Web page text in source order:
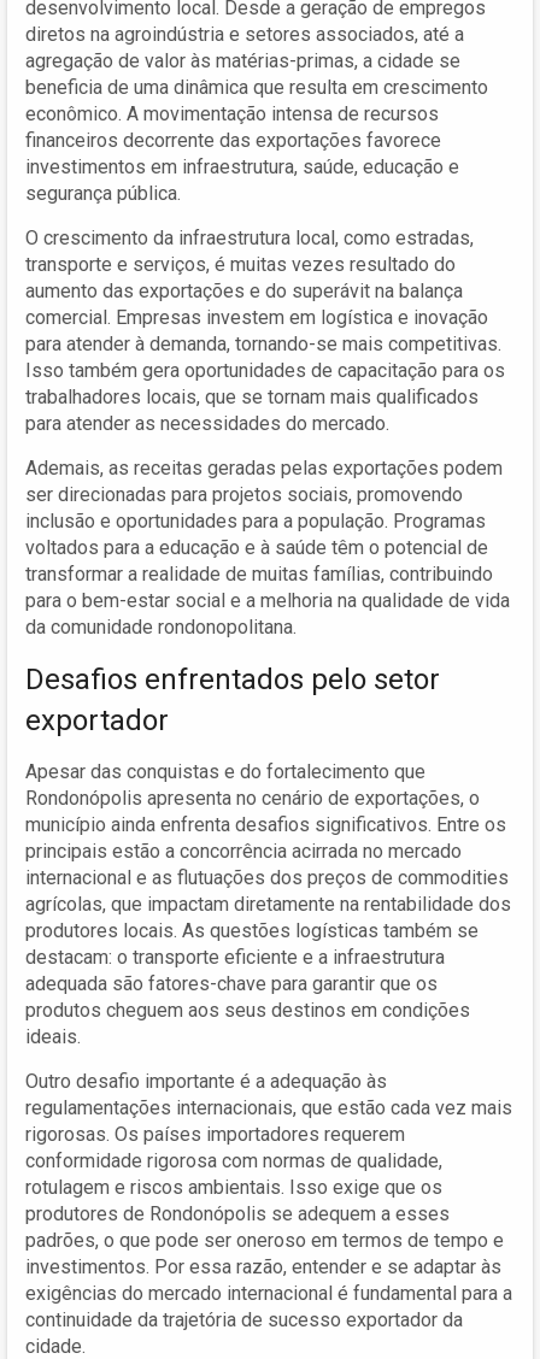
desenvolvimento local. Desde a geração de empregos
diretos na agroindústria e setores associados, até a
agregação de valor às matérias-primas, a cidade se
beneficia de uma dinâmica que resulta em crescimento
econômico. A movimentação intensa de recursos
financeiros decorrente das exportações favorece
investimentos em infraestrutura, saúde, educação e
segurança pública.
O crescimento da infraestrutura local, como estradas,
transporte e serviços, é muitas vezes resultado do
aumento das exportações e do superávit na balança
comercial. Empresas investem em logística e inovação
para atender à demanda, tornando-se mais competitivas.
Isso também gera oportunidades de capacitação para os
trabalhadores locais, que se tornam mais qualificados
para atender as necessidades do mercado.
Ademais, as receitas geradas pelas exportações podem
ser direcionadas para projetos sociais, promovendo
inclusão e oportunidades para a população. Programas
voltados para a educação e à saúde têm o potencial de
transformar a realidade de muitas famílias, contribuindo
para o bem-estar social e a melhoria na qualidade de vida
da comunidade rondonopolitana.
Desafios enfrentados pelo setor
exportador
Apesar das conquistas e do fortalecimento que
Rondonópolis apresenta no cenário de exportações, o
município ainda enfrenta desafios significativos. Entre os
principais estão a concorrência acirrada no mercado
internacional e as flutuações dos preços de commodities
agrícolas, que impactam diretamente na rentabilidade dos
produtores locais. As questões logísticas também se
destacam: o transporte eficiente e a infraestrutura
adequada são fatores-chave para garantir que os
produtos cheguem aos seus destinos em condições
ideais.
Outro desafio importante é a adequação às
regulamentações internacionais, que estão cada vez mais
rigorosas. Os países importadores requerem
conformidade rigorosa com normas de qualidade,
rotulagem e riscos ambientais. Isso exige que os
produtores de Rondonópolis se adequem a esses
padrões, o que pode ser oneroso em termos de tempo e
investimentos. Por essa razão, entender e se adaptar às
exigências do mercado internacional é fundamental para a
continuidade da trajetória de sucesso exportador da
cidade.